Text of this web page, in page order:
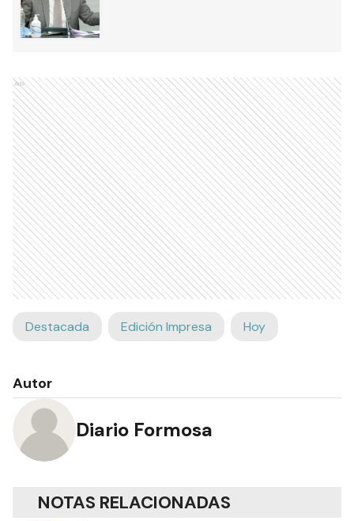
Ads
Destacada Edición Impresa Hoy
Autor
Diario Formosa
NOTAS RELACIONADAS